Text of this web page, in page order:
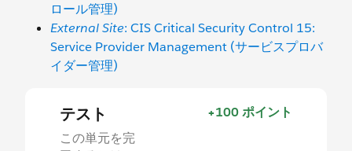
ロール管理)
External Site: CIS Critical Security Control 15:
Service Provider Management (サービスプロバ
イダー管理)